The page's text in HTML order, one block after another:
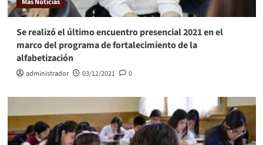
Más Noticias
Se realizó el último encuentro presencial 2021 en el
marco del programa de fortalecimiento de la
alfabetización
administrador 03/12/2021 0